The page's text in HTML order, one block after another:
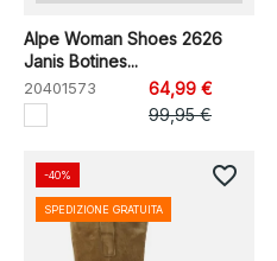
Alpe Woman Shoes 2626
Janis Botines...
20401573
64,99 €
99,95 €
-40%
SPEDIZIONE GRATUITA
favorite_border